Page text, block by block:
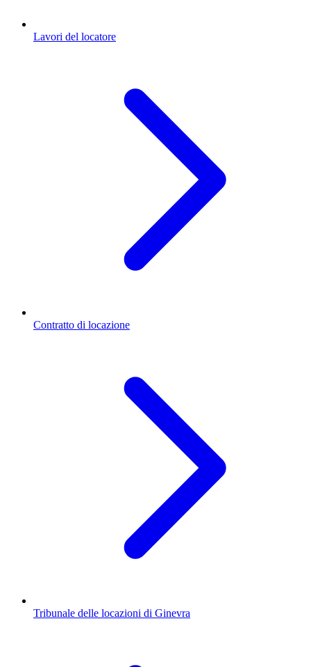
Lavori del locatore
Contratto di locazione
Tribunale delle locazioni di Ginevra